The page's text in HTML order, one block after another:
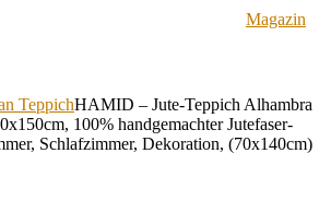
Magazin
TeppichHAMID – Jute-Teppich Alhambra
100% handgemachter Jutefaser-
Schlafzimmer, Dekoration, (70x140cm)